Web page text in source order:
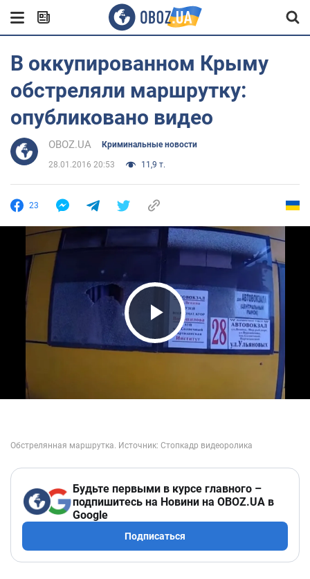
В оккупированном Крыму
обстреляли маршрутку:
опубликовано видео
OBOZ.UA Криминальные новости
28.01.2016 20:53 11,9 т.
23
Play Video
Будьте первыми в курсе главного –
подпишитесь на Новини на OBOZ.UA в
Google
Подписаться